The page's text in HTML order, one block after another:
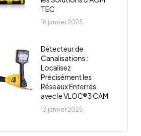
TEC
16 janvier 2025
Détecteur de
Canalisations :
Localisez
Précisément les
Réseaux Enterrés
avec le VLOC®3 CAM
13 janvier 2025